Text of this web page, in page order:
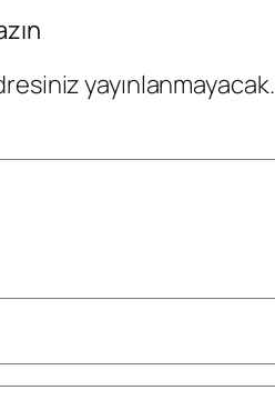
yayınlanmayacak.